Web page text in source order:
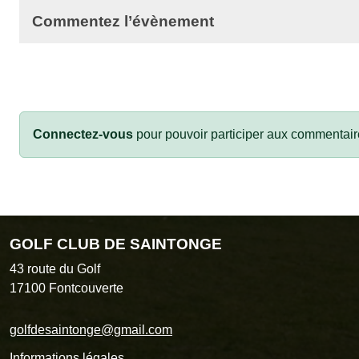
Commentez l’évènement
Connectez-vous pour pouvoir participer aux
GOLF CLUB DE SAINTONGE
43 route du Golf
17100 Fontcouverte
golfdesaintonge@gmail.com